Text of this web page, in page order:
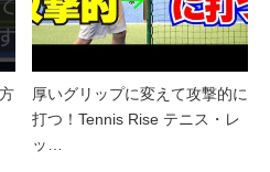
厚いグリップに変えて攻撃的に
打つ！Tennis Rise テニス・レ
ッ…